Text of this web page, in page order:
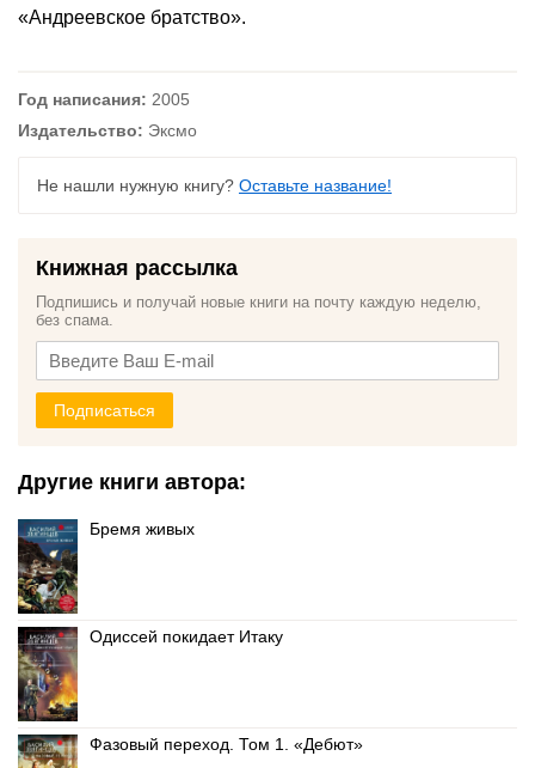
«Андреевское братство».
Год написания: 2005
Издательство: Эксмо
Не нашли нужную книгу? Оставьте название!
Книжная рассылка
Подпишись и получай новые книги на почту каждую неделю,
без спама.
Подписаться
Другие книги автора:
Бремя живых
Одиссей покидает Итаку
Фазовый переход. Том 1. «Дебют»